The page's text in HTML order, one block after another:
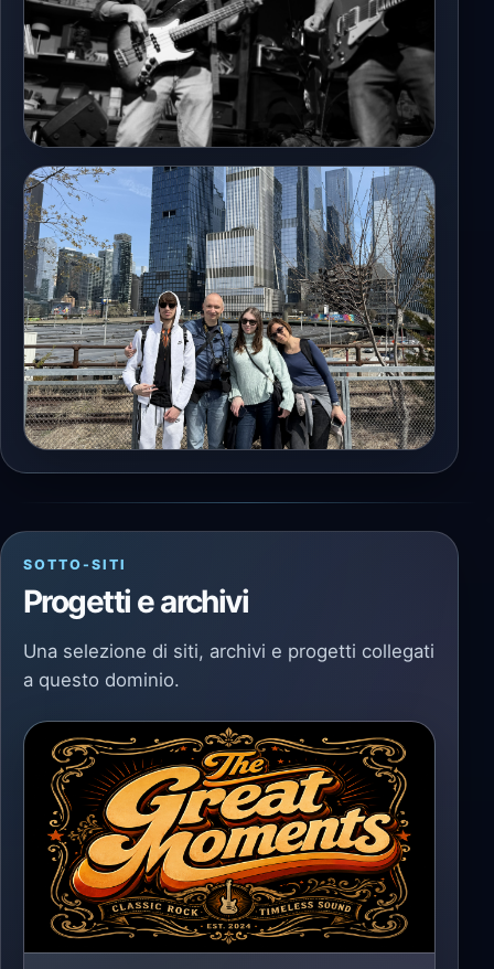
SOTTO-SITI
Progetti e archivi
Una selezione di siti, archivi e progetti collegati
a questo dominio.